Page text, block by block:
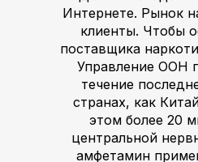
Интернете. Рынок
клиенты. Чтобы
поставщика
Управление ООН
течение
странах, как
этом более 20
центральной
амфетамин